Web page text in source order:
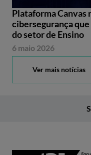
Plataforma Canvas
cibersegurança
do setor de Ensino
6 maio 2026
Ver mais notícias